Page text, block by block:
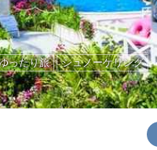
ったり旅
シュノーケリング